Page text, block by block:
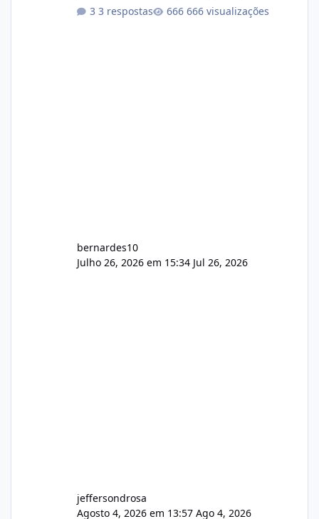
com cerca de 80% concluído e conta com
3 respostas 666 visualizações
bernardes10
Julho 26, 2026 em 15:34 Jul 26, 2026
jeffersondrosa
Agosto 4, 2026 em 13:57 Ago 4, 2026